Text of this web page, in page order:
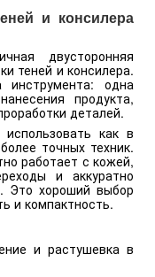
и консилера
двусторонняя
теней и консилера.
одна
продукта,
деталей.
как в
точных техник.
работает с кожей,
и аккуратно
Это хороший выбор
и компактность.
и растушевка в